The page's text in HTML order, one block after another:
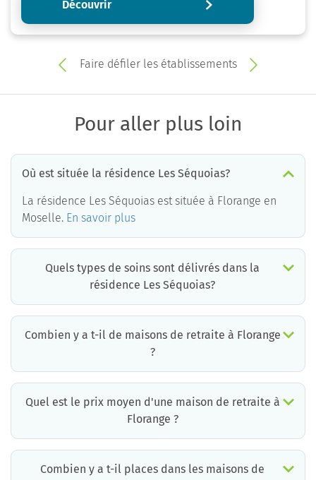
Découvrir
Faire défiler les établissements
Pour aller plus loin
Où est située la résidence Les Séquoias?
La résidence Les Séquoias est située à Florange en
Moselle. En savoir plus
Quels types de soins sont délivrés dans la
résidence Les Séquoias?
Combien y a t-il de maisons de retraite à Florange
?
Quel est le prix moyen d'une maison de retraite à
Florange ?
Combien y a t-il places dans les maisons de